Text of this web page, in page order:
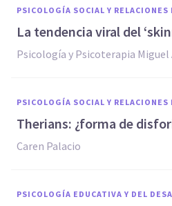
PSICOLOGÍA SOCIAL Y RELACIONES
La tendencia viral del
Psicología y Psicoterapia Miguel
PSICOLOGÍA SOCIAL Y RELACIONES
Therians: ¿forma de
Caren Palacio
PSICOLOGÍA EDUCATIVA Y DEL